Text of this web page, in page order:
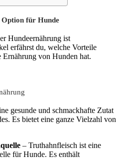
Option für Hunde
Hundeernährung ist
erfährst du, welche Vorteile
von Hunden hat.
gesunde und schmackhafte Zutat
Es bietet eine ganze Vielzahl von
– Truthahnfleisch ist eine
für Hunde. Es enthält